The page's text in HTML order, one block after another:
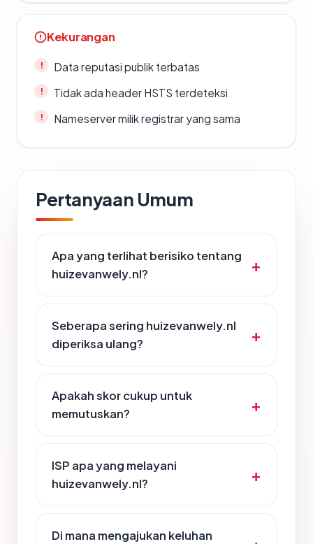
Kekurangan
Data reputasi publik terbatas
Tidak ada header HSTS terdeteksi
Nameserver milik registrar yang sama
Pertanyaan Umum
Apa yang terlihat berisiko tentang
huizevanwely.nl?
Seberapa sering huizevanwely.nl
diperiksa ulang?
Apakah skor cukup untuk
memutuskan?
ISP apa yang melayani
huizevanwely.nl?
Di mana mengajukan keluhan